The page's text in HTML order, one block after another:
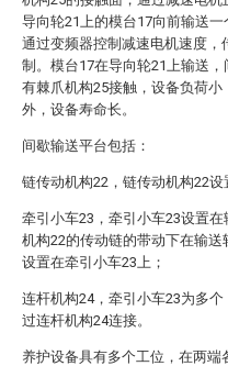
导向轮21上的模台17向前输送一
通过变频器控制减速电机速度，
制。模台17在导向轮21上输送
有棘爪机构25接触，设备负荷小
外，设备寿命长。
间歇输送平台包括：
链传动机构22，链传动机构22设
牵引小车23，牵引小车23设置
机构22的传动链的带动下在输
设置在牵引小车23上；
连杆机构24，牵引小车23为多
过连杆机构24连接。
养护设备具有多个工位，在两